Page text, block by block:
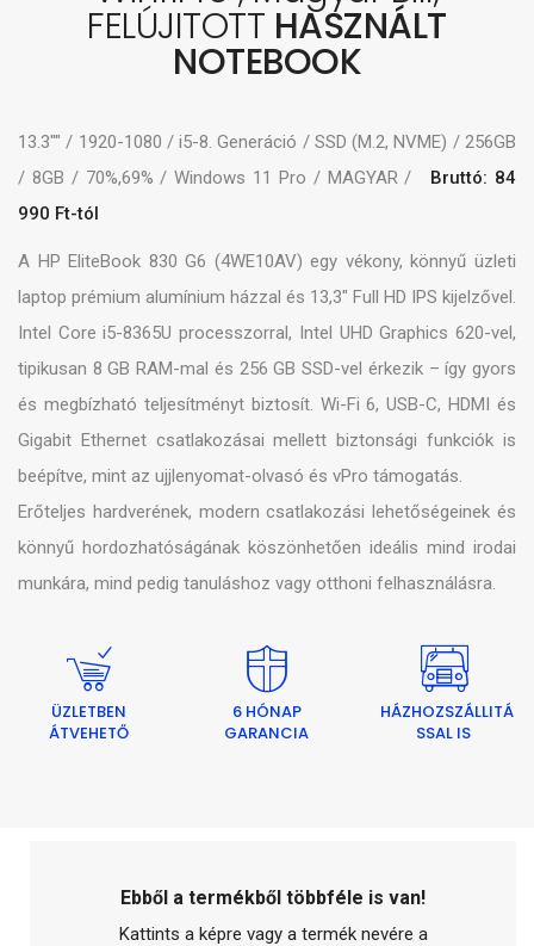
FELÚJITOTT HASZNÁLT
NOTEBOOK
13.3"" / 1920-1080 / i5-8. Generáció / SSD (M.2, NVME) / 256GB
/ 8GB / 70%,69% / Windows 11 Pro / MAGYAR /
Bruttó: 84
990 Ft-tól
A HP EliteBook 830 G6 (4WE10AV) egy vékony, könnyű üzleti
laptop prémium alumínium házzal és 13,3″ Full HD IPS kijelzővel.
Intel Core i5-8365U processzorral, Intel UHD Graphics 620-vel,
tipikusan 8 GB RAM-mal és 256 GB SSD-vel érkezik – így gyors
és megbízható teljesítményt biztosít. Wi-Fi 6, USB-C, HDMI és
Gigabit Ethernet csatlakozásai mellett biztonsági funkciók is
beépítve, mint az ujjlenyomat-olvasó és vPro támogatás.
Erőteljes hardverének, modern csatlakozási lehetőségeinek és
könnyű hordozhatóságának köszönhetően ideális mind irodai
munkára, mind pedig tanuláshoz vagy otthoni felhasználásra.
ÜZLETBEN
ÁTVEHETŐ
6 HÓNAP
GARANCIA
HÁZHOZSZÁLLITÁ
SSAL IS
Ebből a termékből többféle is van!
Kattints a képre vagy a termék nevére a